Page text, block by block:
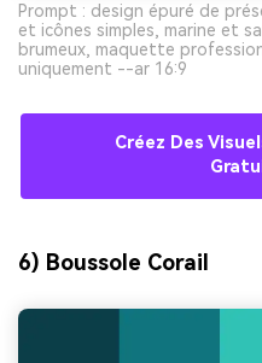
Prompt : design épuré de
et icônes simples, marine et
brumeux, maquette
uniquement --ar 16:9
Créez Des
6) Boussole Corail